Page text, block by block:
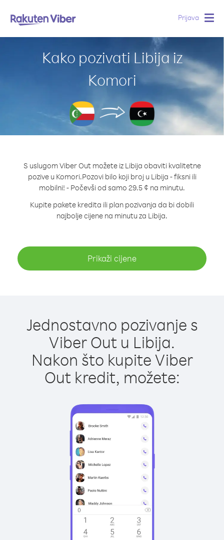
Prijava
Kako pozivati Libija iz
Komori
S uslugom Viber Out možete iz Libija obaviti kvalitetne
pozive u Komori.Pozovi bilo koji broj u Libija - fiksni ili
mobilni! - Počevši od samo 29.5 ¢ na minutu.
Kupite pakete kredita ili plan pozivanja da bi dobili
najbolje cijene na minutu za Libija.
Prikaži cijene
Jednostavno pozivanje s
Viber Out u Libija.
Nakon što kupite Viber
Out kredit, možete: